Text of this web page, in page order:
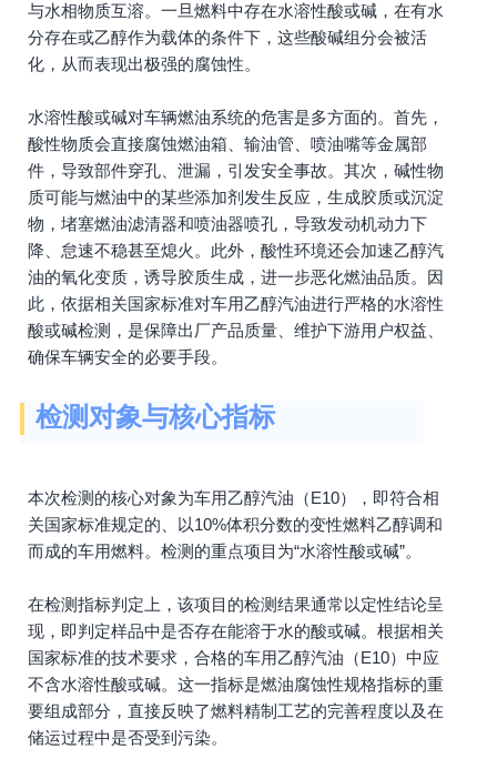
与水相物质互溶。一旦燃料中存在水溶性酸或碱，在有水
分存在或乙醇作为载体的条件下，这些酸碱组分会被活
化，从而表现出极强的腐蚀性。
水溶性酸或碱对车辆燃油系统的危害是多方面的。首先，
酸性物质会直接腐蚀燃油箱、输油管、喷油嘴等金属部
件，导致部件穿孔、泄漏，引发安全事故。其次，碱性物
质可能与燃油中的某些添加剂发生反应，生成胶质或沉淀
物，堵塞燃油滤清器和喷油器喷孔，导致发动机动力下
降、怠速不稳甚至熄火。此外，酸性环境还会加速乙醇汽
油的氧化变质，诱导胶质生成，进一步恶化燃油品质。因
此，依据相关国家标准对车用乙醇汽油进行严格的水溶性
酸或碱检测，是保障出厂产品质量、维护下游用户权益、
确保车辆安全的必要手段。
检测对象与核心指标
本次检测的核心对象为车用乙醇汽油（E10），即符合相
关国家标准规定的、以10%体积分数的变性燃料乙醇调和
而成的车用燃料。检测的重点项目为“水溶性酸或碱”。
在检测指标判定上，该项目的检测结果通常以定性结论呈
现，即判定样品中是否存在能溶于水的酸或碱。根据相关
国家标准的技术要求，合格的车用乙醇汽油（E10）中应
不含水溶性酸或碱。这一指标是燃油腐蚀性规格指标的重
要组成部分，直接反映了燃料精制工艺的完善程度以及在
储运过程中是否受到污染。